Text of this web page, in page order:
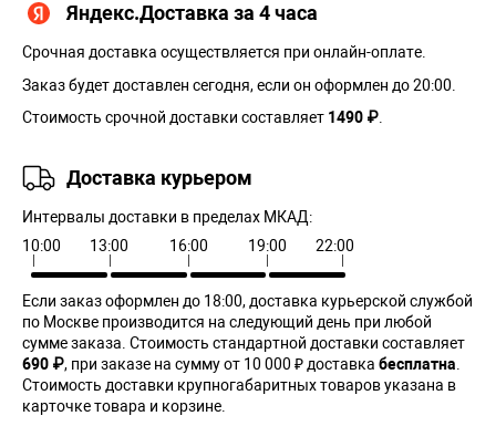
Яндекс.Доставка за 4 часа
Срочная доставка осуществляется при онлайн-оплате.
Заказ будет доставлен сегодня, если он оформлен до 20:00.
Стоимость срочной доставки составляет 1490 ₽
Доставка курьером
Интервалы доставки в пределах МКАД:
10:00
13:00 16:00 19:00 22:00
Если заказ оформлен до 18:00, доставка курьерской службой
по Москве производится на следующий день при любой
сумме заказа. Cтоимость стандартной доставки составляет
690 ₽, при заказе на сумму от 10 000 ₽ доставка бесплатна
Стоимость доставки крупногабаритных товаров указана в
карточке товара и корзине.